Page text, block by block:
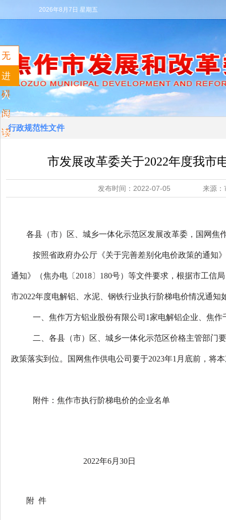
2026年8月7日 星期五
无
障
碍
阅
读
进
入
适
老
行政规范性文件
市发展改革委关于2022年度我市
发布时间：2022-07-05 来源：
各县（市）区 、城乡一体化示范区发展改革委 ， 国网焦
按照省政府办公厅《关于完善差别化电价政策的通知
通知》（焦办电〔 2018〕 180号）等文件要求，根据市工信
市2022年度电解铝、水泥、钢铁行业执行阶梯电价情况通知
一、 焦作万方铝业股份有限公司 1家电解铝企业 、焦作
二、 各县（市）区 、城乡一体化示范区价格主管部门
政策落实到位。 国网焦作供电公司要于2023年1 月底前，将
附件：焦作市执行阶梯电价的企业名单
2022年6月 30日
附 件